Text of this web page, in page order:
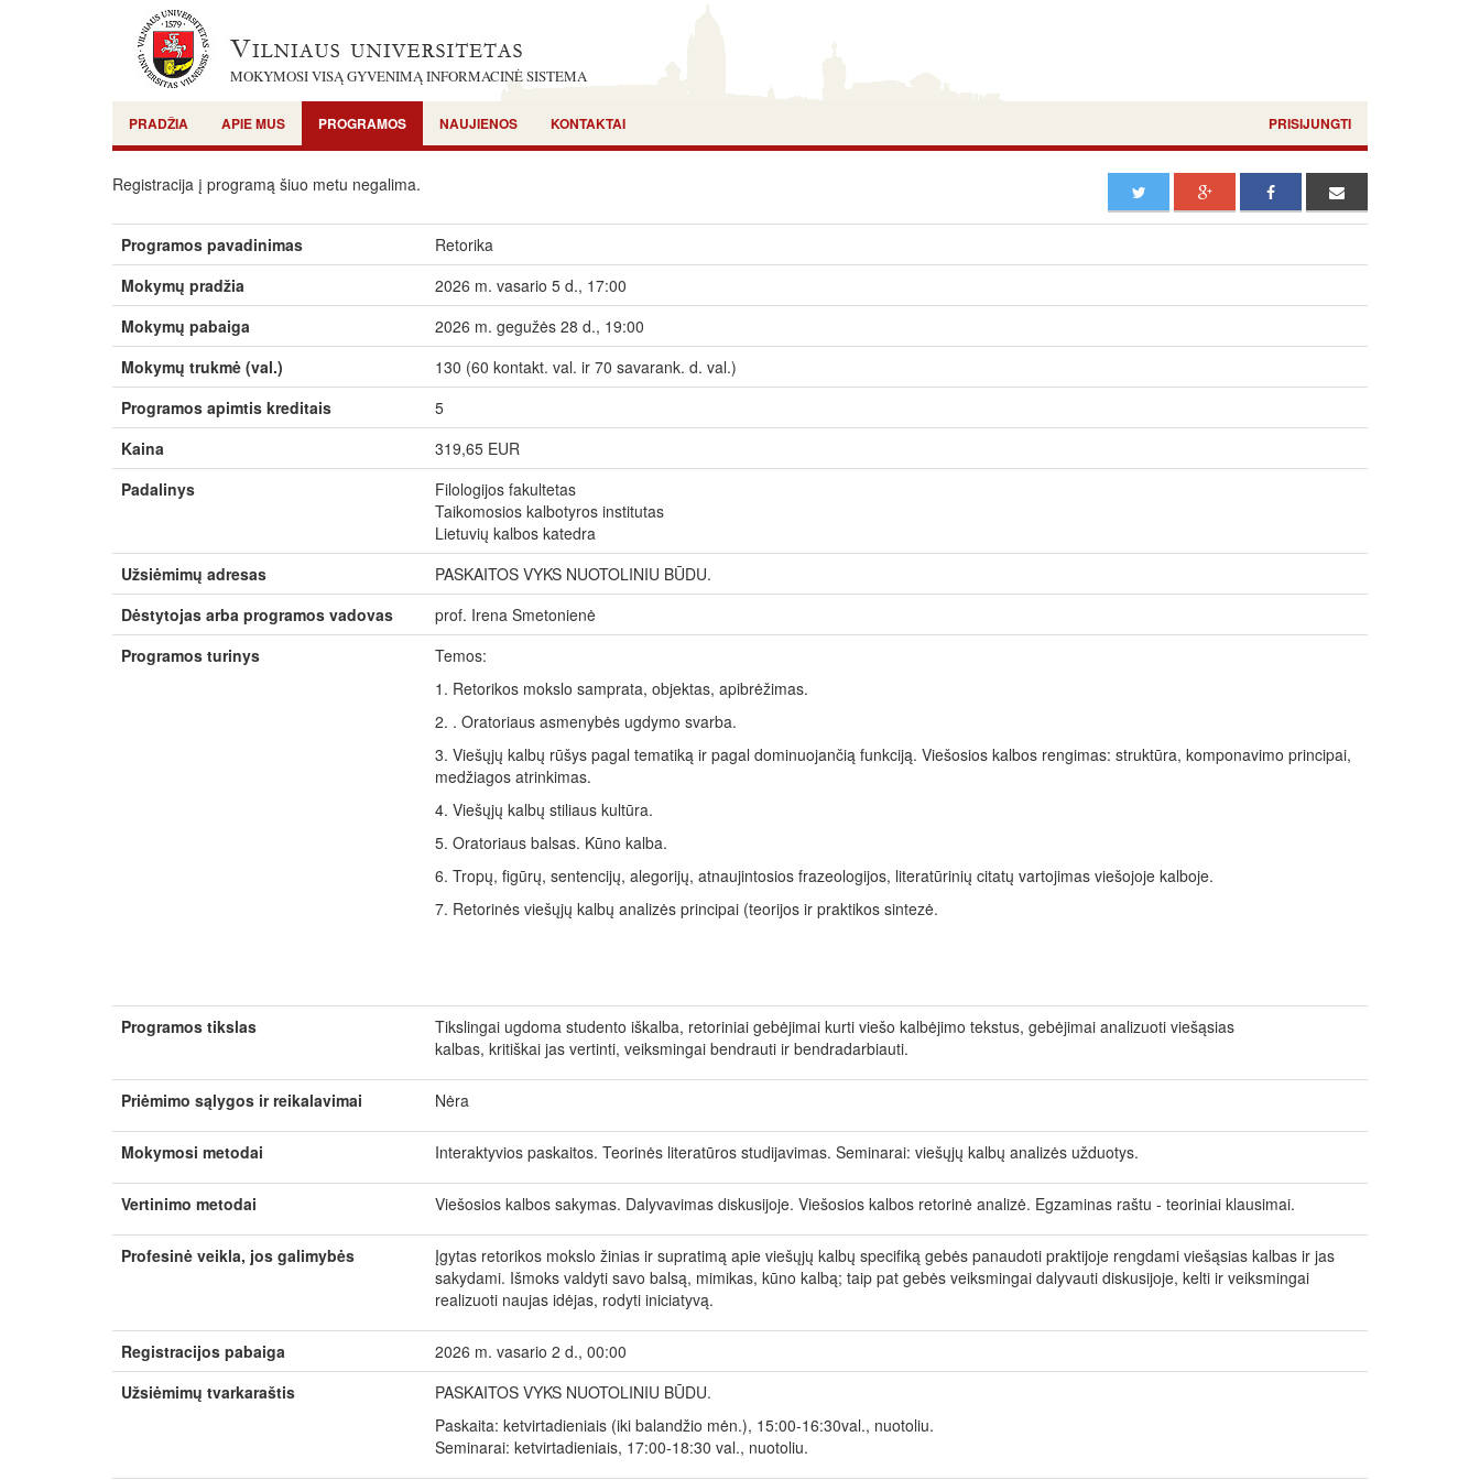
MOKYMOSI VISĄ GYVENIMĄ INFORMACINĖ SISTEMA
PRADŽIA APIE MUS PROGRAMOS NAUJIENOS KONTAKTAI PRISIJUNGTI
Registracija į programą šiuo metu negalima.
Programos pavadinimas
Retorika
Mokymų pradžia
2026 m. vasario 5 d., 17:00
Mokymų pabaiga
2026 m. gegužės 28 d., 19:00
Mokymų trukmė (val.)
130 (60 kontakt. val. ir 70 savarank. d. val.)
Programos apimtis kreditais
5
Kaina
319,65 EUR
Padalinys
Filologijos fakultetas
Taikomosios kalbotyros institutas
Lietuvių kalbos katedra
Užsiėmimų adresas
PASKAITOS VYKS NUOTOLINIU BŪDU.
Dėstytojas arba programos vadovas
prof. Irena Smetonienė
Programos turinys
Temos:
1. Retorikos mokslo samprata, objektas, apibrėžimas.
2. . Oratoriaus asmenybės ugdymo svarba.
3. Viešųjų kalbų rūšys pagal tematiką ir pagal dominuojančią funkciją. Viešosios kalbos rengimas: struktūra, komponavimo principai,
medžiagos atrinkimas.
4. Viešųjų kalbų stiliaus kultūra.
5. Oratoriaus balsas. Kūno kalba.
6. Tropų, figūrų, sentencijų, alegorijų, atnaujintosios frazeologijos, literatūrinių citatų vartojimas viešojoje kalboje.
7. Retorinės viešųjų kalbų analizės principai (teorijos ir praktikos sintezė.
Programos tikslas
Tikslingai ugdoma studento iškalba, retoriniai gebėjimai kurti viešo kalbėjimo tekstus, gebėjimai analizuoti viešąsias
kalbas, kritiškai jas vertinti, veiksmingai bendrauti ir bendradarbiauti.
Priėmimo sąlygos ir reikalavimai Nėra
Mokymosi metodai Interaktyvios paskaitos. Teorinės literatūros studijavimas. Seminarai: viešųjų kalbų analizės užduotys.
Vertinimo metodai Viešosios kalbos sakymas. Dalyvavimas diskusijoje. Viešosios kalbos retorinė analizė. Egzaminas raštu - teoriniai klausimai.
Profesinė veikla, jos galimybės
Įgytas retorikos mokslo žinias ir supratimą apie viešųjų kalbų specifiką gebės panaudoti praktijoje rengdami viešąsias kalbas ir jas
sakydami. Išmoks valdyti savo balsą, mimikas, kūno kalbą; taip pat gebės veiksmingai dalyvauti diskusijoje, kelti ir veiksmingai
realizuoti naujas idėjas, rodyti iniciatyvą.
Registracijos pabaiga
2026 m. vasario 2 d., 00:00
Užsiėmimų tvarkaraštis
PASKAITOS VYKS NUOTOLINIU BŪDU.
Paskaita: ketvirtadieniais (iki balandžio mėn.), 15:00-16:30val., nuotoliu.
Seminarai: ketvirtadieniais, 17:00-18:30 val., nuotoliu.